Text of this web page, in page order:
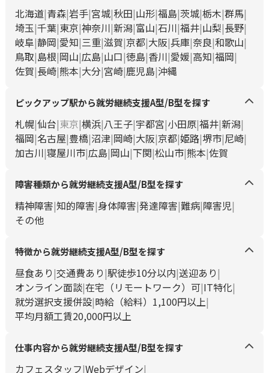
北海道 青森 岩手 宮城 秋田 山形 福島 茨城 栃木 群馬
埼玉 千葉 東京 神奈川 新潟 富山 石川 福井 山梨 長野
岐阜 静岡 愛知 三重 滋賀 京都 大阪 兵庫 奈良 和歌山
鳥取 島根 岡山 広島 山口 徳島 香川 愛媛 高知 福岡
佐賀 長崎 熊本 大分 宮崎 鹿児島 沖縄
ピックアップ駅から就労継続支援A型/B型を探す
札幌 仙台 東京 横浜 八王子 宇都宮 小田原 福井 新潟
福岡 名古屋 豊橋 沼津 岡崎 大阪 京都 姫路 堺市 尼崎
加古川 寝屋川市 広島 岡山 下関 松山市 熊本 佐賀
障害種類から就労継続支援A型/B型を探す
精神障害 知的障害 身体障害 発達障害 難病 障害児
その他
特徴から就労継続支援A型/B型を探す
昼食あり 交通費あり 駅徒歩10分以内 送迎あり
オンライン面談 在宅（リモートワーク）可 IT特化
就労選択支援併設 時給（給料）1,100円以上
平均月額工賃20,000円以上
仕事内容から就労継続支援A型/B型を探す
カフェスタッフ Webデザイン